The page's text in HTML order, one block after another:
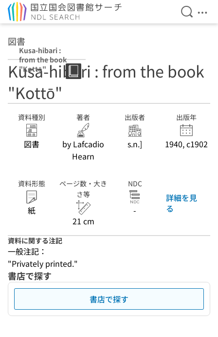
検索を
メ
図書
Kusa-hibari :
from the book
"Kottō"
Kusa-hibari : from the book
"Kottō"
資料種別
図書
著者
by Lafcadio
Hearn
出版者
s.n.]
出版年
1940, c1902
資料形態
紙
ページ数・大き
さ等
21 cm
NDC
-
詳細を見
る
資料に関する注記
一般注記：
"Privately printed."
書店で探す
書店で探す